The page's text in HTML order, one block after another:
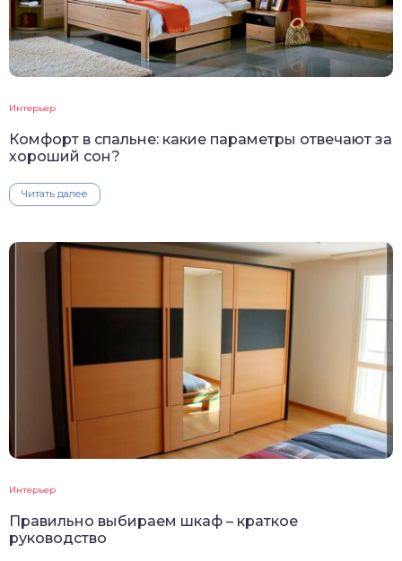
Интерьер
Комфорт в спальне: какие параметры отвечают за
хороший сон?
Читать далее
Интерьер
Правильно выбираем шкаф – краткое
руководство